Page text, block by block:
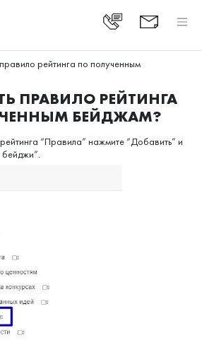
рейтинга по полученным
ПРАВИЛО РЕЙТИНГА
БЕЙДЖАМ?
“Правила” нажмите “Добавить” и
бейджи”.